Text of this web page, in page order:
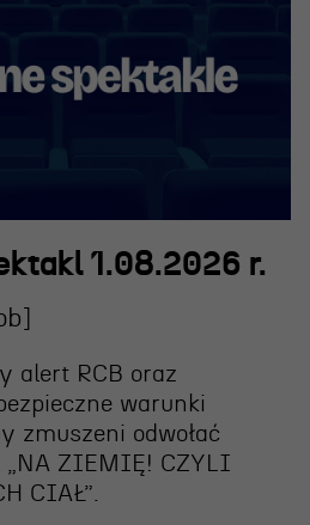
1.08.2026 r.
alert RCB oraz
warunki
zmuszeni odwołać
„NA ZIEMIĘ! CZYLI
CIAŁ”.